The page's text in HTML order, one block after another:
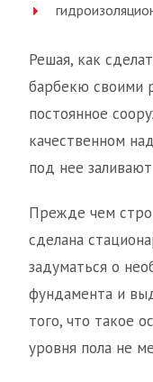
Решая, как
барбекю своими
постоянное
качественном
под нее
Прежде чем
сделана
задуматься о
фундамента и
того, что такое
уровня пола не